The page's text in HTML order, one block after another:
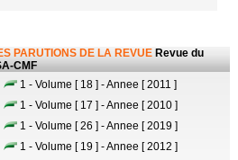
PARUTIONS DE LA REVUE Revue du
CMF
1 - Volume [ 18 ] - Annee [ 2011 ]
1 - Volume [ 17 ] - Annee [ 2010 ]
1 - Volume [ 26 ] - Annee [ 2019 ]
1 - Volume [ 19 ] - Annee [ 2012 ]